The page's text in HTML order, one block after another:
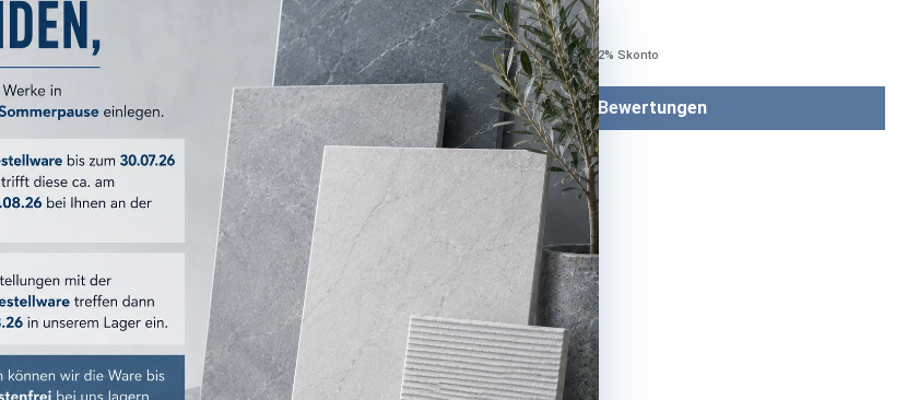
Bei Bezahlung per Vorkasse −2% Skonto
Versandkosten Bewertungen
Entice
20x120 cm
Browned Oak Natural
grip